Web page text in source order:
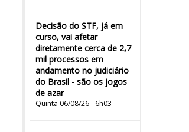
Decisão do STF, já em
curso, vai afetar
diretamente cerca de 2,7
mil processos em
andamento no judiciário
do Brasil - são os jogos
de azar
Quinta 06/08/26 - 6h03